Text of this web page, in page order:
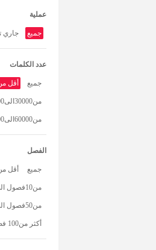
عملية
جميع جاري
عدد الكلمات
جميع أقل
من30000الى60000
من60000الى90000
الفصل
جميع أقل
من10فصول الى50فصول
من50فصول الى100فصول
أكثر من100 فصول